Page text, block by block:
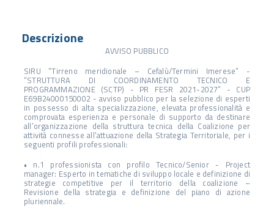
Descrizione
AVVISO PUBBLICO
SIRU “Tirreno meridionale – Cefalù/Termini Imerese” -
“STRUTTURA DI COORDINAMENTO TECNICO E
PROGRAMMAZIONE (SCTP) - PR FESR 2021-2027” - CUP
E69B24000150002 - avviso pubblico per la selezione di esperti
in possesso di alta specializzazione, elevata professionalità e
comprovata esperienza e personale di supporto da destinare
all’organizzazione della struttura tecnica della Coalizione per
attività connesse all’attuazione della Strategia Territoriale, per i
seguenti profili professionali:
• n.1 professionista con profilo Tecnico/Senior - Project
manager: Esperto in tematiche di sviluppo locale e definizione di
strategie competitive per il territorio della coalizione –
Revisione della strategia e definizione del piano di azione
pluriennale.